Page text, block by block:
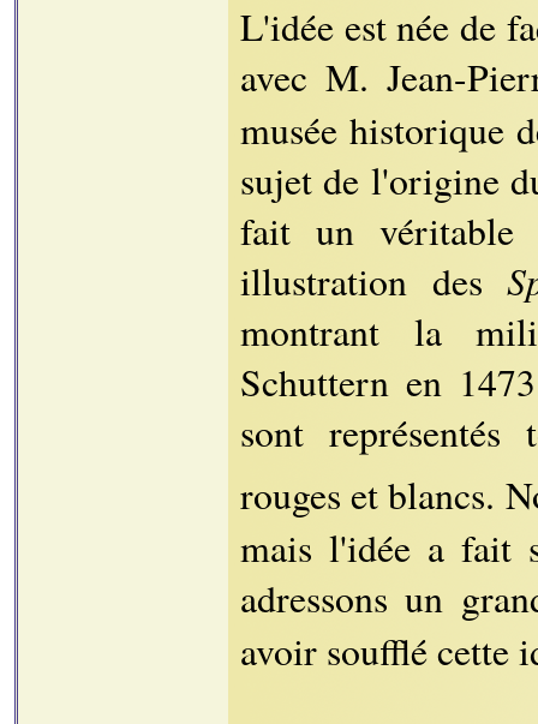
L'idée est née de
avec M. Jean-
musée historique
sujet de l'origine
fait un véritable
illustration des
montrant la
Schuttern en
sont
rouges et blancs.
mais l'idée a fait
adressons un
avoir soufflé cette